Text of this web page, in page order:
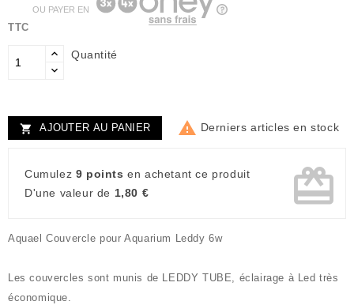
TTC
OU PAYER EN
Quantité
 AJOUTER AU PANIER  Derniers articles en stock
Cumulez 9 points en achetant ce produit
D'une valeur de 1,80 € card_giftcard
Aquael Couvercle pour Aquarium Leddy 6w
Les couvercles sont munis de LEDDY TUBE, éclairage à Led très
économique.